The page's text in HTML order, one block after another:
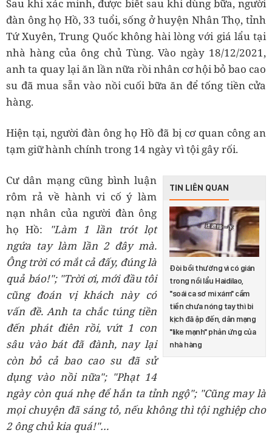
Sau khi xác minh, được biết sau khi dùng bữa, người
đàn ông họ Hồ, 33 tuổi, sống ở huyện Nhân Thọ, tỉnh
Tứ Xuyên, Trung Quốc không hài lòng với giá lẩu tại
nhà hàng của ông chủ Tùng. Vào ngày 18/12/2021,
anh ta quay lại ăn lần nữa rồi nhân cơ hội bỏ bao cao
su đã mua sẵn vào nồi cuối bữa ăn để tống tiền cửa
hàng.
Hiện tại, người đàn ông họ Hồ đã bị cơ quan công an
tạm giữ hành chính trong 14 ngày vì tội gây rối.
TIN LIÊN QUAN
Đòi bồi thường vì có gián
trong nồi lẩu Haidilao,
"soái ca sơ mi xám" cầm
tiền chưa nóng tay thì bi
kịch đã ập đến, dân mạng
"like mạnh" phản ứng của
nhà hàng
Cư dân mạng cũng bình luận
rôm rả về hành vi cố ý làm
nạn nhân của người đàn ông
họ Hồ:
"Làm 1 lần trót lọt
ngứa tay làm lần 2 đây mà.
Ông trời có mắt cả đấy, đúng là
quả báo!"; "Trời ơi, mới đầu tôi
cũng đoán vị khách này có
vấn đề. Anh ta chắc túng tiền
đến phát điên rồi, vứt 1 con
sâu vào bát đã đành, nay lại
còn bỏ cả bao cao su đã sử
dụng vào nồi nữa"; "Phạt 14
ngày còn quá nhẹ để hắn ta tỉnh ngộ"; "Cũng may là
mọi chuyện đã sáng tỏ, nếu không thì tội nghiệp cho
2 ông chủ kia quá!"…